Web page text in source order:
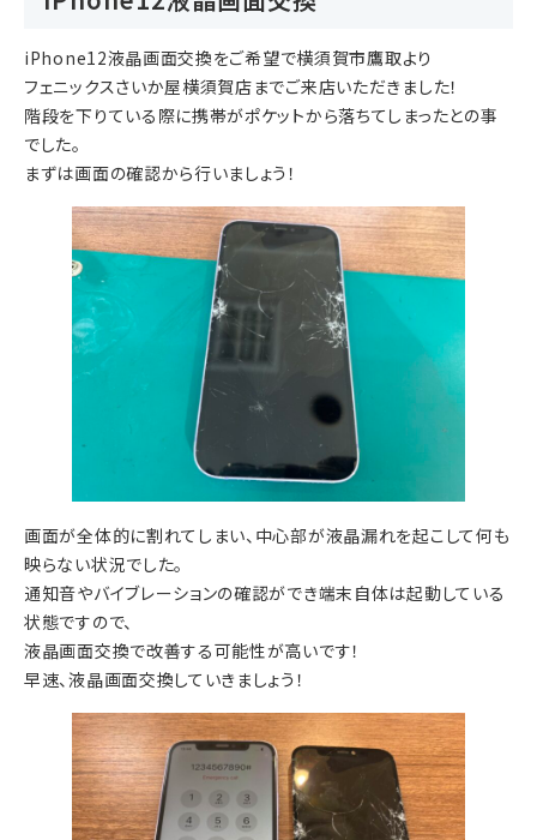
iPhone12液晶画面交換をご希望で横須賀市鷹取より
フェニックスさいか屋横須賀店までご来店いただきました！
階段を下りている際に携帯がポケットから落ちてしまったとの事
でした。
まずは画面の確認から行いましょう！
画面が全体的に割れてしまい、中心部が液晶漏れを起こして何も
映らない状況でした。
通知音やバイブレーションの確認ができ端末自体は起動している
状態ですので、
液晶画面交換で改善する可能性が高いです！
早速、液晶画面交換していきましょう！